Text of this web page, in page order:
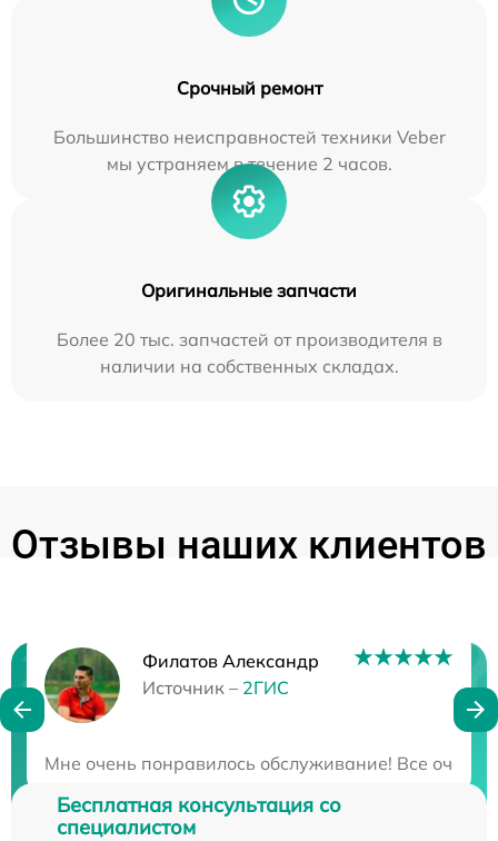
Срочный ремонт
Большинство неисправностей техники Veber
мы устраняем в течение 2 часов.
Оригинальные запчасти
Более 20 тыс. запчастей от производителя в
наличии на собственных складах.
Отзывы наших клиентов
Филатов Александр
Источник – 2ГИС
Мне очень понравилось обслуживание! Все очень
Нужна консультация?
Бесплатная консультация со
специалистом